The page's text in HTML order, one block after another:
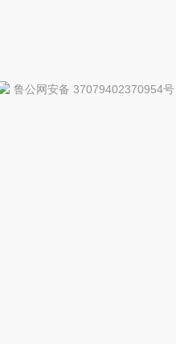
鲁公网安备 37079402370954号